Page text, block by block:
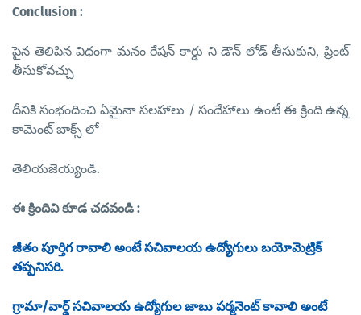
Conclusion :
పైన తెలిపిన విధంగా మనం రేషన్ కార్డు ని డౌన్ లోడ్ తీసుకుని, ప్రింట్
తీసుకోవచ్చు
దీనికి సంభందించి ఏమైనా సలహాలు / సందేహాలు ఉంటే ఈ క్రింది ఉన్న
కామెంట్ బాక్స్ లో
తెలియజెయ్యండి.
ఈ క్రిందివి కూడ చదవండి :
జీతం పూర్తిగ రావాలి అంటే సచివాలయ ఉద్యోగులు బయోమెట్రిక్
తప్పనిసరి.
గ్రామా/వార్డ్ సచివాలయ ఉద్యోగుల జాబు పర్మనెంట్ కావాలి అంటే